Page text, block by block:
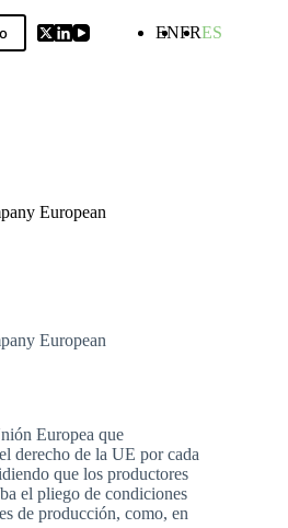
ENFRES
European
European
Europea que
derecho de la UE por cada
que los productores
el pliego de condiciones
de producción, como, en